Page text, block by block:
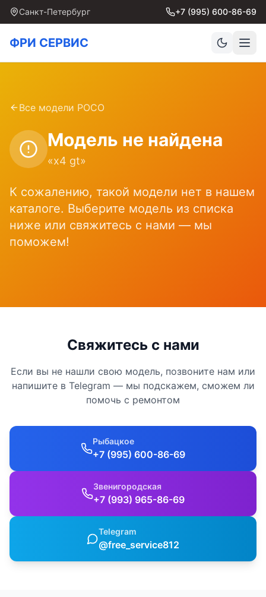
Санкт-Петербург +7 (995) 600-86-69
ФРИ СЕРВИС
Все модели POCO
Модель не найдена
«x4 gt»
К сожалению, такой модели нет в нашем
каталоге. Выберите модель из списка
ниже или свяжитесь с нами — мы
поможем!
Свяжитесь с нами
Если вы не нашли свою модель, позвоните нам или
напишите в Telegram — мы подскажем, сможем ли
помочь с ремонтом
Рыбацкое
+7 (995) 600-86-69
Звенигородская
+7 (993) 965-86-69
Telegram
@free_service812